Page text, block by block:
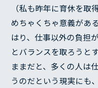
（私も昨年に育休を取
めちゃくちゃ意義があ
はり、仕事以外の負担
とバランスを取ろうと
ままだと、多くの人は
うのだという現実にも